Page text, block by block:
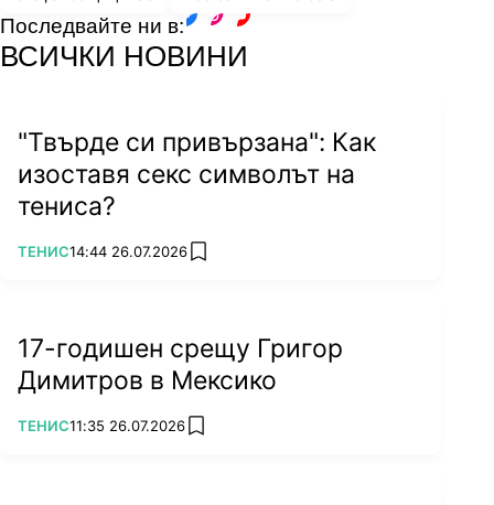
Последвайте ни в:
ВСИЧКИ НОВИНИ
"Твърде си привързана": Как
изоставя секс символът на
тениса?
ПОВЕЧЕ ОТ
ТЕНИС14:44 26.07.2026 add favorites
17-годишен срещу Григор
Димитров в Мексико
ПОВЕЧЕ ОТ
ТЕНИС11:35 26.07.2026 add favorites